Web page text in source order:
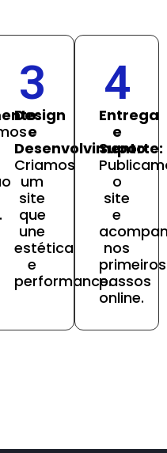
3
Design
e
Desenvolvimento:
Criamos
um
site
que
une
estética
e
performance.
4
Entrega
e
Suporte:
o
site
e
nos
primeiros
passos
online.